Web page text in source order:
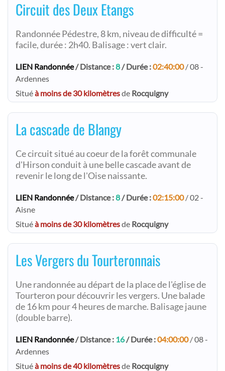
Circuit des Deux Etangs
Randonnée Pédestre, 8 km, niveau de difficulté =
facile, durée : 2h40. Balisage : vert clair.
LIEN Randonnée/ Distance :8/ Durée :02:40:00/ 08 -
Ardennes
Situéà moins de 30 kilomètresde Rocquigny
La cascade de Blangy
Ce circuit situé au coeur de la forêt communale
d'Hirson conduit à une belle cascade avant de
revenir le long de l'Oise naissante.
LIEN Randonnée/ Distance :8/ Durée :02:15:00/ 02 -
Aisne
Situéà moins de 30 kilomètresde Rocquigny
Les Vergers du Tourteronnais
Une randonnée au départ de la place de l'église de
Tourteron pour découvrir les vergers. Une balade
de 16 km pour 4 heures de marche. Balisage jaune
(double barre).
LIEN Randonnée/ Distance : 16/ Durée :04:00:00/ 08 -
Ardennes
Situéà moins de 40 kilomètresde Rocquigny